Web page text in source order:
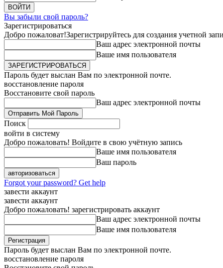
Вы забыли свой пароль?
Зарегистрироваться
Добро пожаловат!Зарегистрируйтесь для создания учетной
Ваш адрес электронной почты
Ваше имя пользователя
Пароль будет выслан Вам по электронной почте.
восстановление пароля
Восстановите свой пароль
Ваш адрес электронной почты
Поиск
войти в систему
Добро пожаловать! Войдите в свою учётную запись
Ваше имя пользователя
Ваш пароль
Forgot your password? Get help
завести аккаунт
завести аккаунт
Добро пожаловать! зарегистрировать аккаунт
Ваш адрес электронной почты
Ваше имя пользователя
Пароль будет выслан Вам по электронной почте.
восстановление пароля